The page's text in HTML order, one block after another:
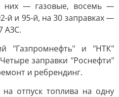
них — газовые, восемь —
й и 95-й, на 30 заправках —
АЗС.
"Газпромнефть" и "НТК"
заправки "Роснефти"
и ребрендинг.
отпуск топлива на одну